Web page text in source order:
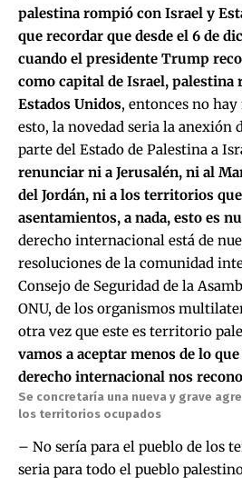
palestina rompió con Israel y
que recordar que desde el 6 de
cuando el presidente Trump
como capital de Israel, palestina
Estados Unidos, entonces no
esto, la novedad seria la anexión
parte del Estado de Palestina a
renunciar ni a Jerusalén, ni al
del Jordán, ni a los territorios
asentamientos, a nada, esto es
derecho internacional está de
resoluciones de la comunidad
Consejo de Seguridad de la
ONU, de los organismos
otra vez que este es territorio
vamos a aceptar menos de lo
derecho internacional nos
Se concretaría una nueva y grave
los territorios ocupados
– No sería para el pueblo de los
seria para todo el pueblo